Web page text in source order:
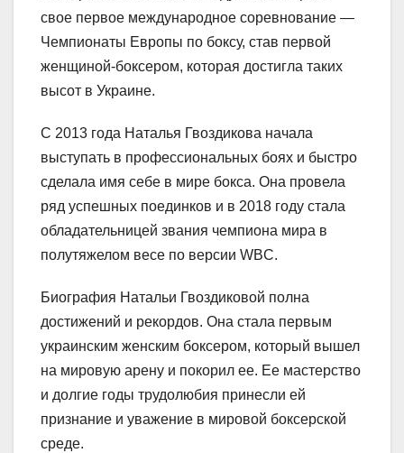
свое первое международное соревнование —
Чемпионаты Европы по боксу, став первой
женщиной-боксером, которая достигла таких
высот в Украине.
С 2013 года Наталья Гвоздикова начала
выступать в профессиональных боях и быстро
сделала имя себе в мире бокса. Она провела
ряд успешных поединков и в 2018 году стала
обладательницей звания чемпиона мира в
полутяжелом весе по версии WBC.
Биография Натальи Гвоздиковой полна
достижений и рекордов. Она стала первым
украинским женским боксером, который вышел
на мировую арену и покорил ее. Ее мастерство
и долгие годы трудолюбия принесли ей
признание и уважение в мировой боксерской
среде.